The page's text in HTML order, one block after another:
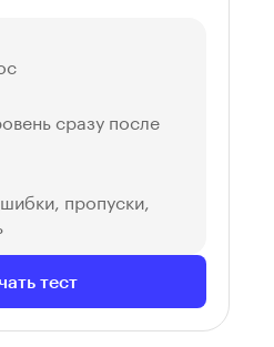
сразу после
пропуски,
тест